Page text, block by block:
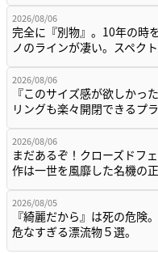
2026/08/06
完全に『別物』。10年の時
ノのラインが凄い。スペク
2026/08/06
『このサイズ感が欲しかっ
リングも楽々開閉できるプ
2026/08/06
まだあるぞ！クローズドフ
作は一世を風靡した名機の
2026/08/05
『綺麗だから』は死の危険
危なすぎる漂流物５選。